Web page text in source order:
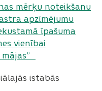
mērķu noteikšanu
apzīmējumu
īpašuma
vienībai
istabās